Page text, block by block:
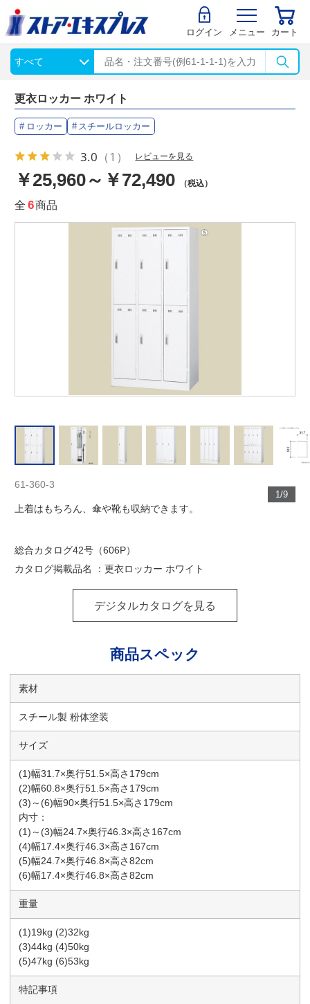
ログイン メニュー カート
更衣ロッカー ホワイト
ロッカー スチールロッカー
3.0 （1） レビューを見る
￥25,960～￥72,490 （税込）
全 6商品
1/9
61-360-3
上着はもちろん、傘や靴も収納できます。
総合カタログ42号（606P）
カタログ掲載品名 ：更衣ロッカー ホワイト
デジタルカタログを見る
商品スペック
素材
スチール製 粉体塗装
サイズ
(1)幅31.7×奥行51.5×高さ179cm
(2)幅60.8×奥行51.5×高さ179cm
(3)～(6)幅90×奥行51.5×高さ179cm
内寸：
(1)～(3)幅24.7×奥行46.3×高さ167cm
(4)幅17.4×奥行46.3×高さ167cm
(5)幅24.7×奥行46.8×高さ82cm
(6)幅17.4×奥行46.8×高さ82cm
重量
(1)19kg (2)32kg
(3)44kg (4)50kg
(5)47kg (6)53kg
特記事項